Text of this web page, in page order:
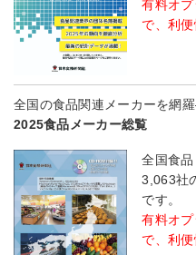
有料オ
で、利便
全国の食品関連メーカーを網
2025食品メーカー総覧
全国食
3,063社
です。
有料オ
で、利便